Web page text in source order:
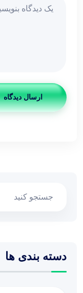
ارسال دیدگاه
دسته بندی ها